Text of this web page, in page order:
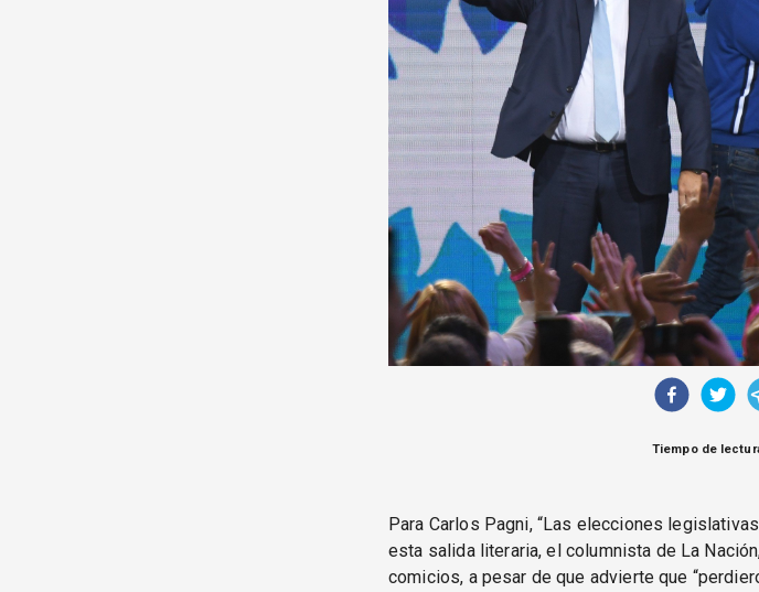
Tiempo de
Para Carlos Pagni, “Las elecciones
esta salida literaria, el columnista de La
comicios, a pesar de que advierte que